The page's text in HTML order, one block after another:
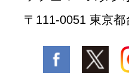
〒111-0051 東京